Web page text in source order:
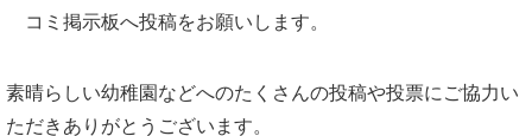
コミ掲示板へ投稿をお願いします。
素晴らしい幼稚園などへのたくさんの投稿や投票にご協力い
ただきありがとうございます。